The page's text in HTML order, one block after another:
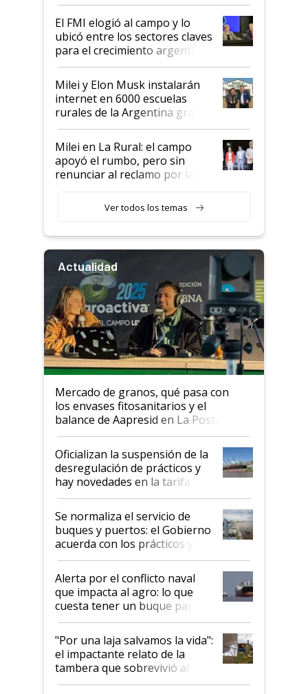
de Milei
El FMI elogió al campo y lo
ubicó entre los sectores claves
para el crecimiento argentino
Milei y Elon Musk instalarán
internet en 6000 escuelas
rurales de la Argentina gracias
a un acuerdo con Starlink
Milei en La Rural: el campo
apoyó el rumbo, pero sin
renunciar al reclamo por las
Ver todos los temas
Actualidad
Mercado de granos, qué pasa con
los envases fitosanitarios y el
balance de Aapresid en La Posta
Oficializan la suspensión de la
desregulación de prácticos y
hay novedades en la tarifa de
la hidrovía
Se normaliza el servicio de
buques y puertos: el Gobierno
acuerda con los prácticos y
suspende el decreto de
desregulación
Alerta por el conflicto naval
que impacta al agro: lo que
cuesta tener un buque parado
y el peligro de que Argentina
pase a ser "país sucio"
"Por una laja salvamos la vida":
el impactante relato de la
tambera que sobrevivió al
tornado